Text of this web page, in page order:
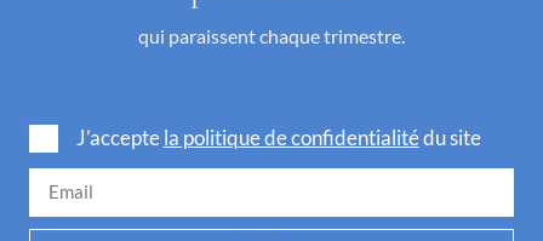
qui paraissent chaque trimestre.
J’acceptela politique de confidentialitédu site